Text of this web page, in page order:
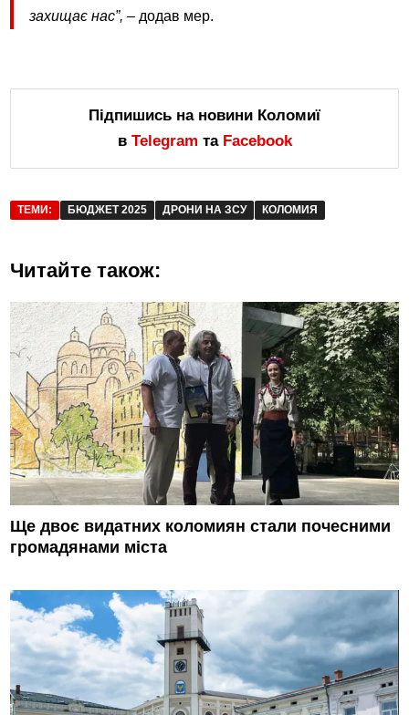
захищає нас”, – додав мер.
Підпишись на новини Коломиї
в Telegram та Facebook
ТЕМИ: БЮДЖЕТ 2025 ДРОНИ НА ЗСУ КОЛОМИЯ
Читайте також:
Ще двоє видатних коломиян стали почесними
громадянами міста